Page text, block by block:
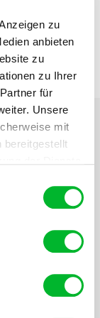
zu
anbieten
zu
zu Ihrer
für
Unsere
mit
bereitgestellt
großer
und
zieht diese
Insekten an. Die